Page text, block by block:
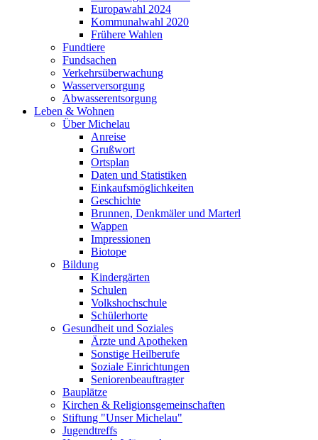
Europawahl 2024
Kommunalwahl 2020
Frühere Wahlen
Fundtiere
Fundsachen
Verkehrsüberwachung
Wasserversorgung
Abwasserentsorgung
Leben & Wohnen
Über Michelau
Anreise
Grußwort
Ortsplan
Daten und Statistiken
Einkaufsmöglichkeiten
Geschichte
Brunnen, Denkmäler und Marterl
Wappen
Impressionen
Biotope
Bildung
Kindergärten
Schulen
Volkshochschule
Schülerhorte
Gesundheit und Soziales
Ärzte und Apotheken
Sonstige Heilberufe
Soziale Einrichtungen
Seniorenbeauftragter
Bauplätze
Kirchen & Religionsgemeinschaften
Stiftung "Unser Michelau"
Jugendtreffs